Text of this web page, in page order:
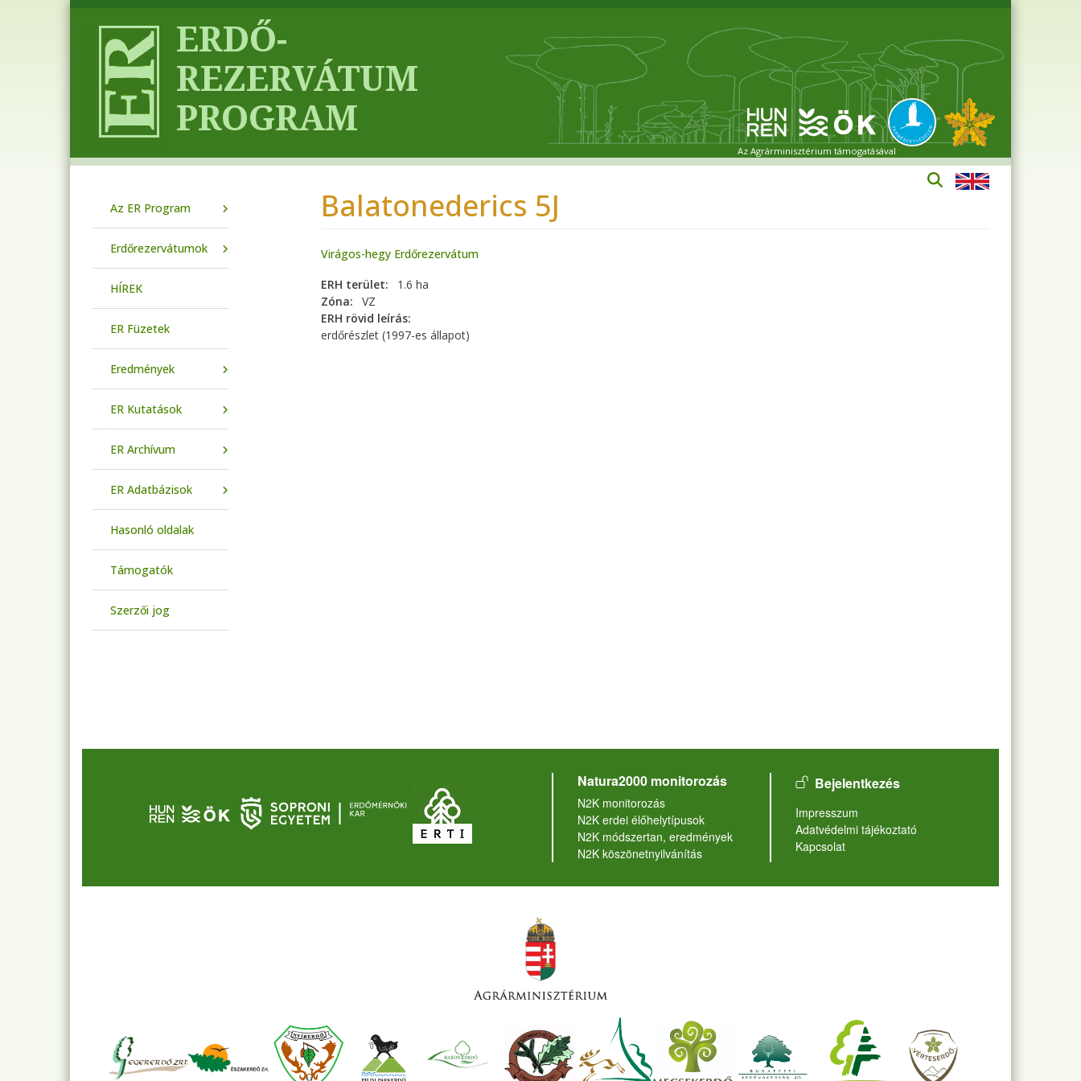
Az Agrárminisztérium támogatásával
Balatonederics 5J
Virágos-hegy Erdőrezervátum
ERH terület
1.6 ha
Zóna
VZ
ERH rövid leírás
erdőrészlet (1997-es állapot)
Az ER Program
Erdőrezervátumok
HÍREK
ER Füzetek
Eredmények
ER Kutatások
ER Archívum
ER Adatbázisok
Hasonló oldalak
Támogatók
Szerzői jog
Natura2000 monitorozás
N2K monitorozás
N2K erdei élőhelytípusok
N2K módszertan, eredmények
N2K köszönetnyilvánítás
User account menu
Bejelentkezés
Lábléc
Impresszum
Adatvédelmi tájékoztató
Kapcsolat